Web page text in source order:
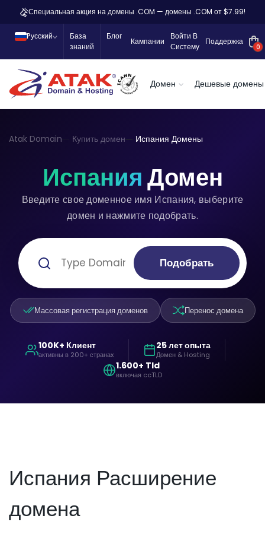
Специальная акция на домены .COM — домены .COM от $7.99!
Pусский
База
знаний
Блог
Кампании
Войти В
Систему
Поддержка
0
Домен Дешевые домены
Atak Domain Купить домен Испания Домены
ИспанияДомен
Введите свое доменное имя Испания, выберите
домен и нажмите подобрать.
Подобрать
Массовая регистрация доменов Перенос домена
100K+ Клиент
активны в 200+ странах
25 лет опыта
Домен & Hosting
1.600+ Tld
включая ccTLD
Испания Расширение
домена